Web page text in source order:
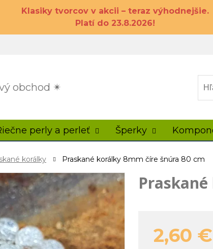
Klasiky tvorcov v akcii – teraz výhodnejšie.
Platí do 23.8.2026!
obchod ✴
perly a perleť Šperky
korálky Praskané korálky 8mm číre šnúra 80 cm
2,60 €